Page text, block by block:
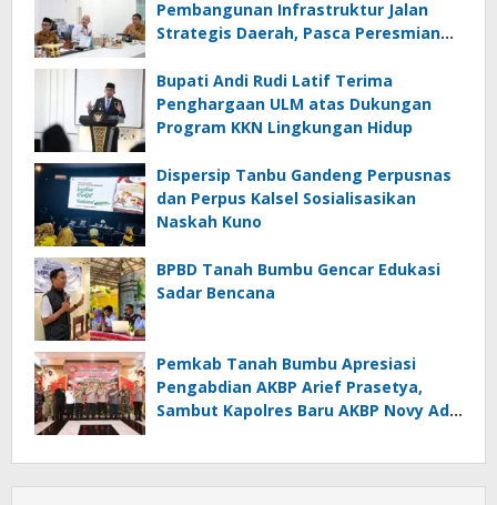
Pembangunan Infrastruktur Jalan
Strategis Daerah, Pasca Peresmian
Bupati Andi Rudi Latif Terima
Penghargaan ULM atas Dukungan
Program KKN Lingkungan Hidup
Dispersip Tanbu Gandeng Perpusnas
dan Perpus Kalsel Sosialisasikan
Naskah Kuno
BPBD Tanah Bumbu Gencar Edukasi
Sadar Bencana
Pemkab Tanah Bumbu Apresiasi
Pengabdian AKBP Arief Prasetya,
Sambut Kapolres Baru AKBP Novy Adi